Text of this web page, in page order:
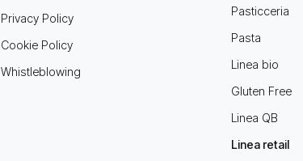
Privacy Policy
Cookie Policy
Whistleblowing
Pasticceria
Pasta
Linea bio
Gluten Free
Linea QB
Linea retail